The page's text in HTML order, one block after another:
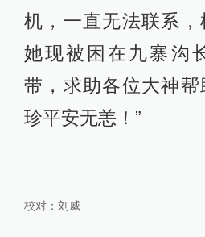
机，一直无法联系，
她现被困在九寨沟
带，求助各位大神
珍平安无恙！”
校对： 刘威